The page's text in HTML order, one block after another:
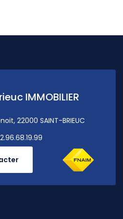
IMMOBILIER
22000 SAINT-BRIEUC